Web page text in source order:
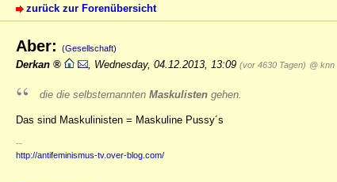
zurück zur Forenübersicht
Aber: (Gesellschaft)
Derkan Wednesday, 04.12.2013, 13:09 (vor 4630 Tagen) @ knn
die die selbsternannten Maskulisten gehen.
Das sind Maskulinisten = Maskuline Pussy´s
--
http://antifeminismus-tv.over-blog.com/